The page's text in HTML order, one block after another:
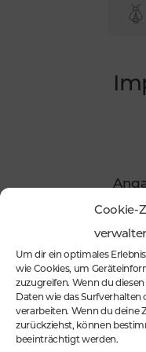
Cookie-
Um dir ein optimales
wie Cookies, um
zuzugreifen. Wenn du
Daten wie das Surfverhalten
verarbeiten. Wenn du deine
zurückziehst, können
beeinträchtigt werden.
Maik